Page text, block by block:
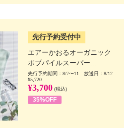
先行予約受付中
エアーかおるオーガニック
ボブパイルスーパー...
先行予約期間：8/7〜11 放送日：8/12
¥5,720
¥3,700 (税込)
35%OFF